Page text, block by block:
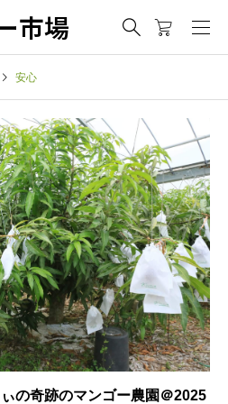
市場
安心
の奇跡のマンゴー農園＠2025